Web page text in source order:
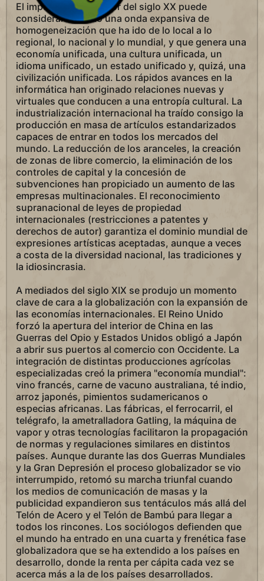
El impulso globalizador del siglo XX puede
considerarse como una onda expansiva de
homogeneización que ha ido de lo local a lo
regional, lo nacional y lo mundial, y que genera una
economía unificada, una cultura unificada, un
idioma unificado, un estado unificado y, quizá, una
civilización unificada. Los rápidos avances en la
informática han originado relaciones nuevas y
virtuales que conducen a una entropía cultural. La
industrialización internacional ha traído consigo la
producción en masa de artículos estandarizados
capaces de entrar en todos los mercados del
mundo. La reducción de los aranceles, la creación
de zonas de libre comercio, la eliminación de los
controles de capital y la concesión de
subvenciones han propiciado un aumento de las
empresas multinacionales. El reconocimiento
supranacional de leyes de propiedad
internacionales (restricciones a patentes y
derechos de autor) garantiza el dominio mundial de
expresiones artísticas aceptadas, aunque a veces
a costa de la diversidad nacional, las tradiciones y
la idiosincrasia.
A mediados del siglo XIX se produjo un momento
clave de cara a la globalización con la expansión de
las economías internacionales. El Reino Unido
forzó la apertura del interior de China en las
Guerras del Opio y Estados Unidos obligó a Japón
a abrir sus puertos al comercio con Occidente. La
integración de distintas producciones agrícolas
especializadas creó la primera "economía mundial":
vino francés, carne de vacuno australiana, té indio,
arroz japonés, pimientos sudamericanos o
especias africanas. Las fábricas, el ferrocarril, el
telégrafo, la ametralladora Gatling, la máquina de
vapor y otras tecnologías facilitaron la propagación
de normas y regulaciones similares en distintos
países. Aunque durante las dos Guerras Mundiales
y la Gran Depresión el proceso globalizador se vio
interrumpido, retomó su marcha triunfal cuando
los medios de comunicación de masas y la
publicidad expandieron sus tentáculos más allá del
Telón de Acero y el Telón de Bambú para llegar a
todos los rincones. Los sociólogos defienden que
el mundo ha entrado en una cuarta y frenética fase
globalizadora que se ha extendido a los países en
desarrollo, donde la renta per cápita cada vez se
acerca más a la de los países desarrollados.